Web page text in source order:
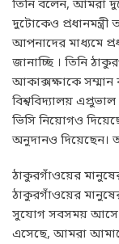
তিনি বলেন, আমরা
দুটোকেও
আপনাদের মাধ্যমে
জানাচ্ছি । তিনি
আকাক্সক্ষাকে
বিশ্ববিদ্যালয়
ভিসি নিয়োগও
অনুদানও দিয়েছেন।
ঠাকুরগাঁওয়ের
ঠাকুরগাঁওয়ের
সুযোগ সবসময় আসে
এসেছে, আমরা